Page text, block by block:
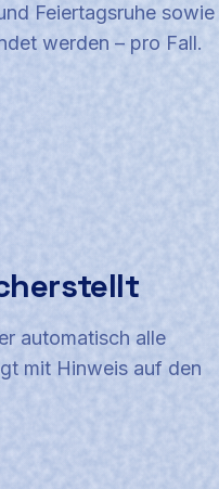
Feiertagsruhe sowie
werden – pro Fall.
automatisch alle
mit Hinweis auf den